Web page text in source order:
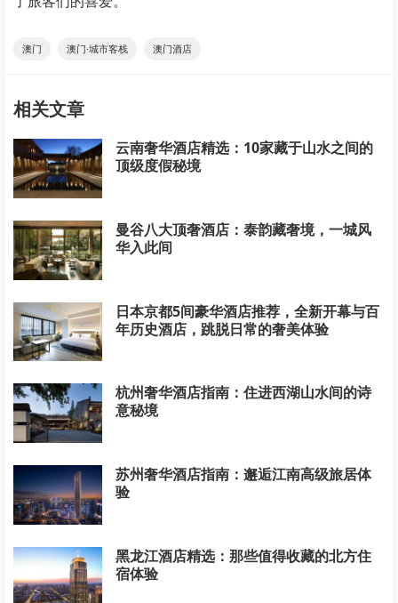
澳门 澳门·城市客栈 澳门酒店
相关文章
云南奢华酒店精选：10家藏于山水之间的
顶级度假秘境
曼谷八大顶奢酒店：泰韵藏奢境，一城风
华入此间
日本京都5间豪华酒店推荐，全新开幕与百
年历史酒店，跳脱日常的奢美体验
杭州奢华酒店指南：住进西湖山水间的诗
意秘境
苏州奢华酒店指南：邂逅江南高级旅居体
验
黑龙江酒店精选：那些值得收藏的北方住
宿体验